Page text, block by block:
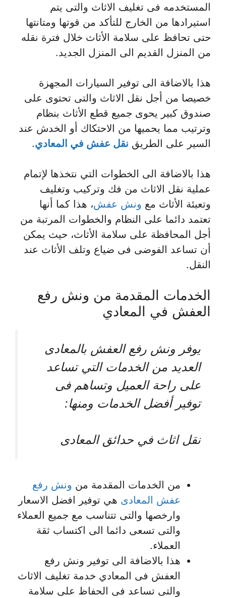
المستخدمه فى تغليف الاثاث والتى يتم
استيرادها من الخارج للتأكد من قوتها ومتانتها
حتى تحافظ على سلامة الأثاث خلال فترة نقله
من المنزل القديم الى المنزل الجديد.
هذا بالاضافة الى توفير السيارات المجهزة
خصيصا من أجل نقل الاثاث والتى تحتوى على
صندوق كبير يحوى جميع قطع الأثاث بنظام
وترتيب مما يحميها من الاحتكاك أو الخدش عند
السير على الطريق نقل عفش في المعادي.
هذا بالاضافة الى الخطوات التي نتخذها لإتمام
عملية نقل الاثاث من فك وتركيب وتغليف
وتعبئة الأثاث مع ونش عفش، هذا كما أنها
تعتمد دائما على النظام والخطوات المرتبة من
أجل المحافظة على سلامة الأثاث، حيث يمكن
أن تساعد الفوضى فى ضياع وتلف الأثاث عند
النقل.
الخدمات المقدمة من ونش رفع
العفش في المعادي
يوفر ونش رفع العفش بالمعادى
العديد من الخدمات التي تساعد
على راحة العميل وتساهم فى
توفير أفضل الخدمات ومنها:
نقل اثاث في حدائق المعادى
من الخدمات المقدمة من ونش رفع
عفش المعادى هي توفير افضل الاسعار
وارخصها والتى تتناسب مع جميع العملاء
والتى تسعى دائما الى اكتساب ثقة
العملاء.
هذا بالاضافة الى توفير ونش رفع
العفش فى المعادي خدمة تغليف الاثاث
والتى تساعد فى الحفاظ على سلامة